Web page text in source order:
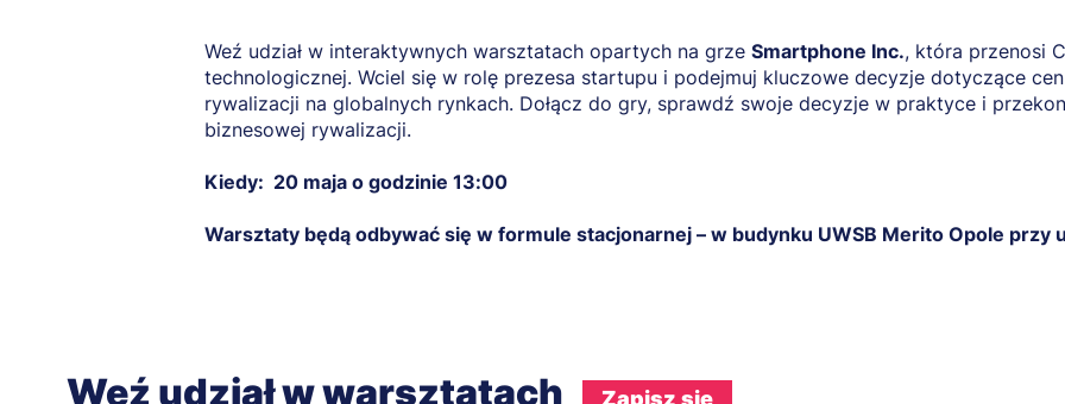
Weź udział w interaktywnych warsztatach opartych na grze Smartphone Inc., która przenosi
technologicznej. Wciel się w rolę prezesa startupu i podejmuj kluczowe decyzje dotyczące
rywalizacji na globalnych rynkach. Dołącz do gry, sprawdź swoje decyzje w praktyce i
biznesowej rywalizacji.
Kiedy: 20 maja o godzinie 13:00
Warsztaty będą odbywać się w formule stacjonarnej – w budynku UWSB Merito Opole przy
Weź udział w warsztatach Zapisz się